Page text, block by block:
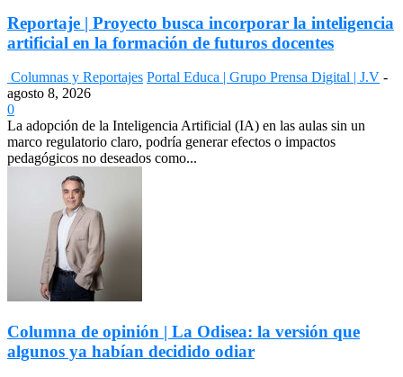
Reportaje | Proyecto busca incorporar la inteligencia
artificial en la formación de futuros docentes
Columnas y Reportajes Portal Educa | Grupo Prensa Digital | J.V -
agosto 8, 2026
0
La adopción de la Inteligencia Artificial (IA) en las aulas sin un
marco regulatorio claro, podría generar efectos o impactos
pedagógicos no deseados como...
Columna de opinión | La Odisea: la versión que
algunos ya habían decidido odiar